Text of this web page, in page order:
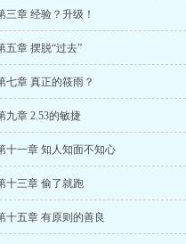
三章 经验？升级！
五章 摆脱“过去”
七章 真正的筱雨？
九章 2.53的敏捷
十一章 知人知面不知心
十三章 偷了就跑
十五章 有原则的善良